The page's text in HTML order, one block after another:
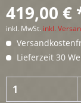
419,00 €
inkl. MwSt. inkl.
Lieferzeit 30